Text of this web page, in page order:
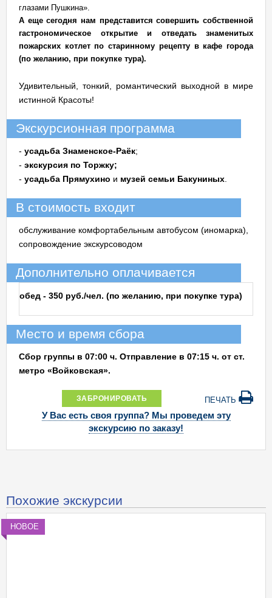
глазами Пушкина».
А еще сегодня нам представится совершить собственной
гастрономическое открытие и отведать знаменитых
пожарских котлет по старинному рецепту в кафе города
(по желанию, при покупке тура).
Удивительный, тонкий, романтический выходной в мире
истинной Красоты!
Экскурсионная программа
- усадьба Знаменское-Раёк;
- экскурсия по Торжку;
- усадьба Прямухино и музей семьи Бакуниных
В стоимость входит
обслуживание комфортабельным автобусом (иномарка),
сопровождение экскурсоводом
Дополнительно оплачивается
обед - 350 руб./чел. (по желанию, при покупке тура)
Место и время сбора
Сбор группы в 07:00 ч. Отправление в 07:15 ч. от ст.
метро «Войковская».
ЗАБРОНИРОВАТЬ ПЕЧАТЬ
У Вас есть своя группа? Мы проведем эту
экскурсию по заказу!
Похожие экскурсии
НОВОЕ